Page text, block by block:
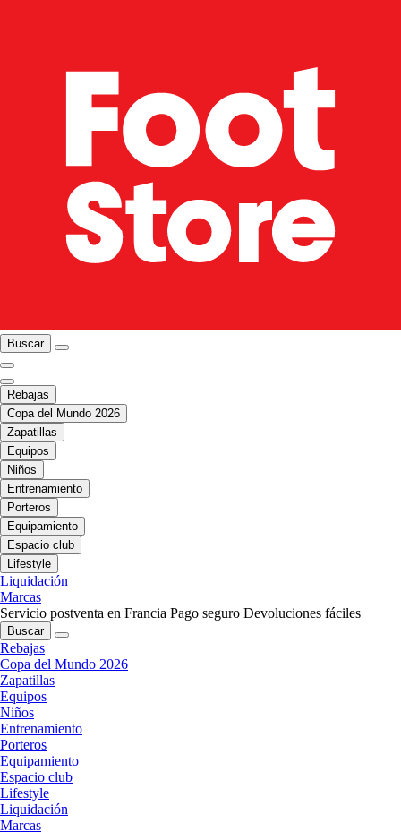
Buscar
Rebajas
Copa del Mundo 2026
Zapatillas
Equipos
Niños
Entrenamiento
Porteros
Equipamiento
Espacio club
Lifestyle
Liquidación
Marcas
Servicio postventa en Francia Pago seguro Devoluciones fáciles
Buscar
Rebajas
Copa del Mundo 2026
Zapatillas
Equipos
Niños
Entrenamiento
Porteros
Equipamiento
Espacio club
Lifestyle
Liquidación
Marcas